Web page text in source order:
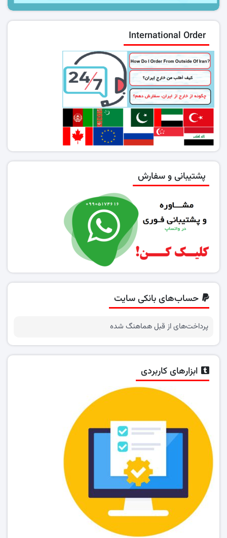
International Order
پشتیبانی و سفارش
حساب‌های بانکی سایت
پرداخت‌های از قبل هماهنگ شده
ابزارهای کاربردی